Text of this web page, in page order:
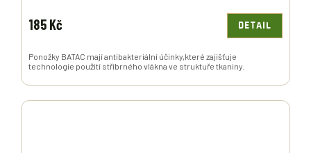
185 Kč DETAIL
Ponožky BATAC mají antibakteriální účinky,které zajišťuje
technologie použití stříbrného vlákna ve struktuře tkaniny.